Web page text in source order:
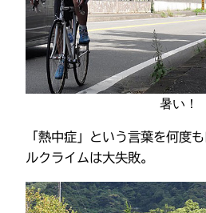
暑い！
「熱中症」という言葉を何度
ルクライムは大失敗。